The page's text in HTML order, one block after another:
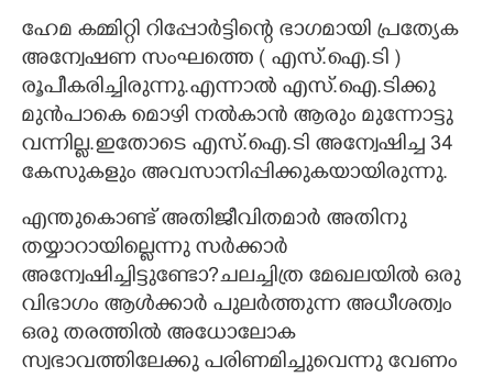
ഹേമ കമ്മിറ്റി റിപ്പോർട്ടിന്റെ ഭാഗമായി പ്രത്യേക
അന്വേഷണ സംഘത്തെ ( എസ്.ഐ.ടി )
രൂപീകരിച്ചിരുന്നു.എന്നാൽ എസ്.ഐ.ടിക്കു
മുൻപാകെ മൊഴി നൽകാൻ ആരും മുന്നോട്ടു
വന്നില്ല.ഇതോടെ എസ്.ഐ.ടി അന്വേഷിച്ച 34
കേസുകളും അവസാനിപ്പിക്കുകയായിരുന്നു.
എന്തുകൊണ്ട് അതിജീവിതമാർ അതിനു
തയ്യാറായില്ലെന്നു സർക്കാർ
അന്വേഷിച്ചിട്ടുണ്ടോ?ചലച്ചിത്ര മേഖലയിൽ ഒരു
വിഭാഗം ആൾക്കാർ പുലർത്തുന്ന അധീശത്വം
ഒരു തരത്തിൽ അധോലോക
സ്വഭാവത്തിലേക്കു പരിണമിച്ചുവെന്നു വേണം